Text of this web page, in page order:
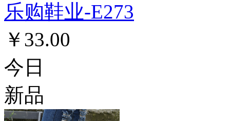
乐购鞋业-E273
￥33.00
今日
新品